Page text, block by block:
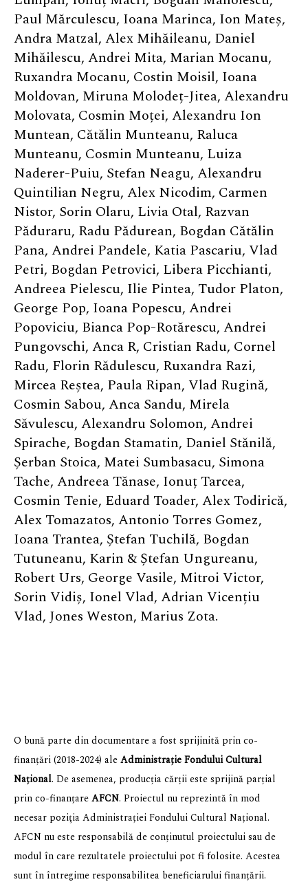
Paul Mărculescu, Ioana Marinca, Ion Mateș,
Andra Matzal, Alex Mihăileanu, Daniel
Mihăilescu, Andrei Mita, Marian Mocanu,
Ruxandra Mocanu, Costin Moisil, Ioana
Moldovan, Miruna Molodeț-Jitea, Alexandru
Molovata, Cosmin Moței, Alexandru Ion
Muntean, Cătălin Munteanu, Raluca
Munteanu, Cosmin Munteanu, Luiza
Naderer-Puiu, Stefan Neagu, Alexandru
Quintilian Negru, Alex Nicodim, Carmen
Nistor, Sorin Olaru, Livia Otal, Razvan
Păduraru, Radu Pădurean, Bogdan Cătălin
Pana, Andrei Pandele, Katia Pascariu, Vlad
Petri, Bogdan Petrovici, Libera Picchianti,
Andreea Pielescu, Ilie Pintea, Tudor Platon,
George Pop, Ioana Popescu, Andrei
Popoviciu, Bianca Pop-Rotărescu, Andrei
Pungovschi, Anca R, Cristian Radu, Cornel
Radu, Florin Rădulescu, Ruxandra Razi,
Mircea Reștea, Paula Ripan, Vlad Rugină,
Cosmin Sabou, Anca Sandu, Mirela
Săvulescu, Alexandru Solomon, Andrei
Spirache, Bogdan Stamatin, Daniel Stănilă,
Șerban Stoica, Matei Sumbasacu, Simona
Tache, Andreea Tănase, Ionuț Tarcea,
Cosmin Tenie, Eduard Toader, Alex Todirică,
Alex Tomazatos, Antonio Torres Gomez,
Ioana Trantea, Ștefan Tuchilă, Bogdan
Tutuneanu, Karin & Ștefan Ungureanu,
Robert Urs, George Vasile, Mitroi Victor,
Sorin Vidiș, Ionel Vlad, Adrian Vicențiu
Vlad, Jones Weston, Marius Zota.
O bună parte din documentare a fost sprijinită prin co-
finanțări (2018-2024) aleAdministrație Fondului Cultural
Național. De asemenea, producția cărții este sprijină parțial
prin co-finanțareAFCN. Proiectul nu reprezintă în mod
necesar poziţia Administrației Fondului Cultural Național.
AFCN nu este responsabilă de conținutul proiectului sau de
modul în care rezultatele proiectului pot fi folosite. Acestea
sunt în întregime responsabilitea beneficiarului finanțării.